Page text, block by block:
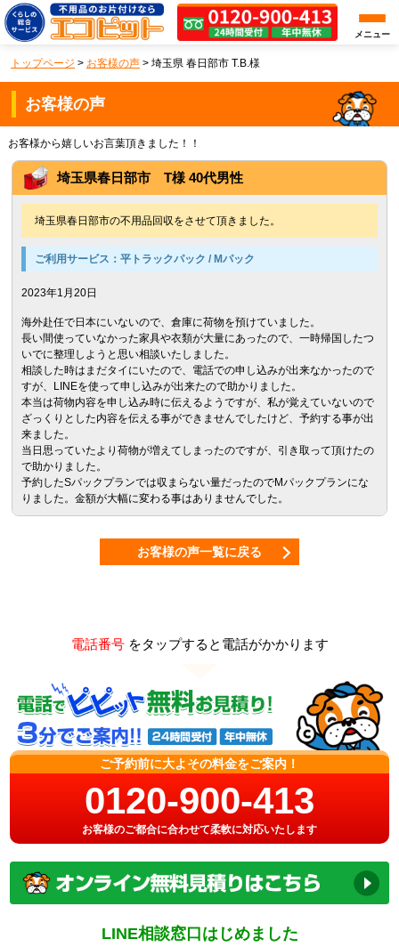
メニュー
トップページ > お客様の声 > 埼玉県 春日部市 T.B.様
お客様の声
お客様から嬉しいお言葉頂きました！！
埼玉県春日部市 T様 40代男性
埼玉県春日部市の不用品回収をさせて頂きました。
ご利用サービス：平トラックパック / Mパック
2023年1月20日
海外赴任で日本にいないので、倉庫に荷物を預けていました。
長い間使っていなかった家具や衣類が大量にあったので、一時帰国したつ
いでに整理しようと思い相談いたしました。
相談した時はまだタイにいたので、電話での申し込みが出来なかったので
すが、LINEを使って申し込みが出来たので助かりました。
本当は荷物内容を申し込み時に伝えるようですが、私が覚えていないので
ざっくりとした内容を伝える事ができませんでしたけど、予約する事が出
来ました。
当日思っていたより荷物が増えてしまったのですが、引き取って頂けたの
で助かりました。
予約したSパックプランでは収まらない量だったのでMパックプランにな
りました。金額が大幅に変わる事はありませんでした。
お客様の声一覧に戻る
電話番号をタップすると電話がかかります
ご予約前に大よその料金をご案内！
0120-900-413
お客様のご都合に合わせて柔軟に対応いたします
LINE相談窓口はじめました